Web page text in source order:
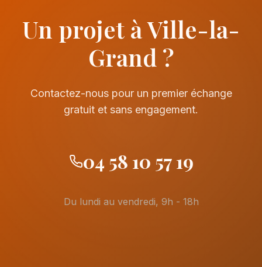
Un projet à Ville-la-
Grand ?
Contactez-nous pour un premier échange
gratuit et sans engagement.
04 58 10 57 19
Du lundi au vendredi, 9h - 18h